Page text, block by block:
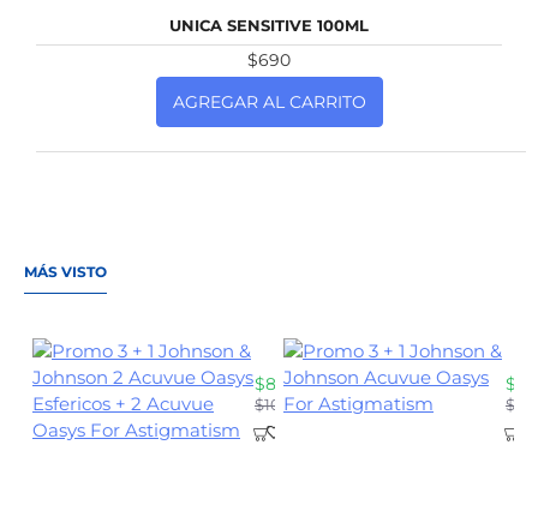
UNICA SENSITIVE 100ML
$690
AGREGAR AL CARRITO
MÁS VISTO
Promo 3 + 1 Johnson &
$8100
$10300